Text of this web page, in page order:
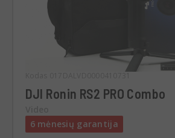
DJI Ronin RS2 PRO Combo
6 mėnesių garantija